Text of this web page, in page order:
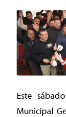
Este
Municipal